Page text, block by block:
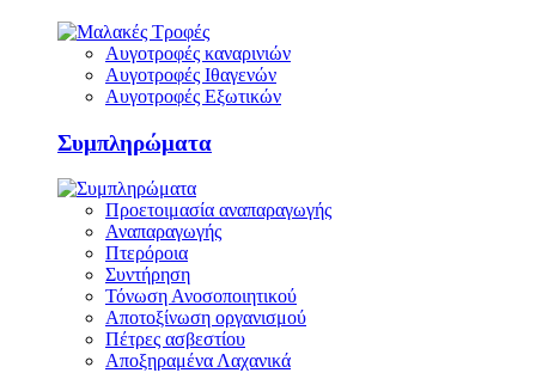
Αυγοτροφές καναρινιών
Αυγοτροφές Ιθαγενών
Αυγοτροφές Εξωτικών
Συμπληρώματα
Προετοιμασία αναπαραγωγής
Αναπαραγωγής
Πτερόροια
Συντήρηση
Τόνωση Ανοσοποιητικού
Αποτοξίνωση οργανισμού
Πέτρες ασβεστίου
Αποξηραμένα Λαχανικά